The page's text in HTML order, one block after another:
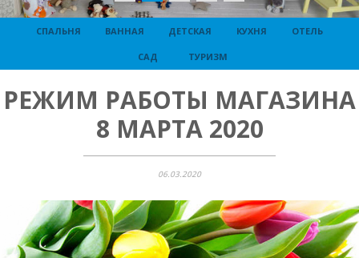
СПАЛЬНЯ ВАННАЯ ДЕТСКАЯ КУХНЯ ОТЕЛЬ
САД ТУРИЗМ
РЕЖИМ РАБОТЫ МАГАЗИНА
8 МАРТА 2020
06.03.2020